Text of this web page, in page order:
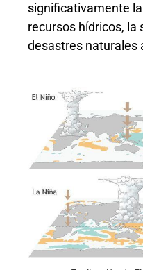
significativamente
recursos hídricos, la
desastres naturales